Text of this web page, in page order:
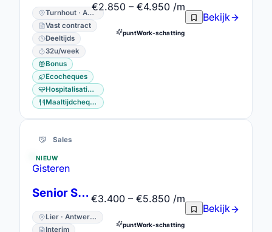
Turnhout · Antwerpen
Vast contract
Deeltijds
32u/week
Bonus
Ecocheques
Hospitalisatieverzekering
Maaltijdcheques
€2.850 – €4.950 /m
puntWork-schatting
Bekijk
Sales
NIEUW
Gisteren
Senior Sales Advisor (30u/week)
Lier · Antwerpen
Interim
€3.400 – €5.850 /m
puntWork-schatting
Bekijk